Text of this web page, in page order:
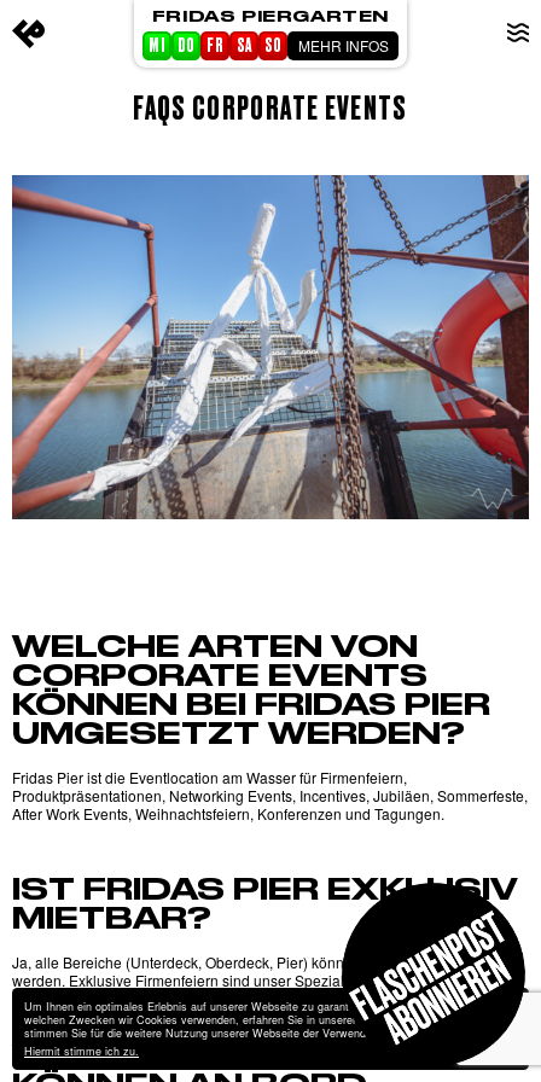
FRIDAS PIERGARTEN
MI DO FR SA SO MEHR INFOS
STARTSEITE
EVENTS
PIERGARTEN
ABOUT FRIDA
CORPORATE EVENTS
JOBS
KONTAKT
FAQS CORPORATE EVENTS
WELCHE ARTEN VON
CORPORATE EVENTS
KÖNNEN BEI FRIDAS PIER
UMGESETZT WERDEN?
Fridas Pier ist die Eventlocation am Wasser für Firmenfeiern,
Produktpräsentationen, Networking Events, Incentives, Jubiläen, Sommerfeste,
After Work Events, Weihnachtsfeiern, Konferenzen und Tagungen.
IST FRIDAS PIER EXKLUSIV
MIETBAR?
Ja, alle Bereiche (Unterdeck, Oberdeck, Pier) können exklusiv gebucht
werden. Exklusive Firmenfeiern sind unser Spezialgebiet.
WIE VIELE PERSONEN
Um Ihnen ein optimales Erlebnis auf unserer Webseite zu garantieren, verwendet wir Cookies. Zu
welchen Zwecken wir Cookies verwenden, erfahren Sie in unserer Datenschutzerklärung
stimmen Sie für die weitere Nutzung unserer Webseite der Verwendung von Cookies zu.
Hiermit stimme ich zu.